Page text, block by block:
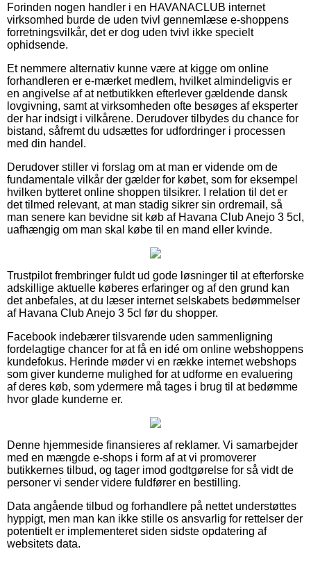
Forinden nogen handler i en HAVANACLUB internet
virksomhed burde de uden tvivl gennemlæse e-shoppens
forretningsvilkår, det er dog uden tvivl ikke specielt
ophidsende.
Et nemmere alternativ kunne være at kigge om online
forhandleren er e-mærket medlem, hvilket almindeligvis er
en angivelse af at netbutikken efterlever gældende dansk
lovgivning, samt at virksomheden ofte besøges af eksperter
der har indsigt i vilkårene. Derudover tilbydes du chance for
bistand, såfremt du udsættes for udfordringer i processen
med din handel.
Derudover stiller vi forslag om at man er vidende om de
fundamentale vilkår der gælder for købet, som for eksempel
hvilken bytteret online shoppen tilsikrer. I relation til det er
det tilmed relevant, at man stadig sikrer sin ordremail, så
man senere kan bevidne sit køb af Havana Club Anejo 3 5cl,
uafhængig om man skal købe til en mand eller kvinde.
Trustpilot frembringer fuldt ud gode løsninger til at efterforske
adskillige aktuelle køberes erfaringer og af den grund kan
det anbefales, at du læser internet selskabets bedømmelser
af Havana Club Anejo 3 5cl før du shopper.
Facebook indebærer tilsvarende uden sammenligning
fordelagtige chancer for at få en idé om online webshoppens
kundefokus. Herinde møder vi en række internet webshops
som giver kunderne mulighed for at udforme en evaluering
af deres køb, som ydermere må tages i brug til at bedømme
hvor glade kunderne er.
Denne hjemmeside finansieres af reklamer. Vi samarbejder
med en mængde e-shops i form af at vi promoverer
butikkernes tilbud, og tager imod godtgørelse for så vidt de
personer vi sender videre fuldfører en bestilling.
Data angående tilbud og forhandlere på nettet understøttes
hyppigt, men man kan ikke stille os ansvarlig for rettelser der
potentielt er implementeret siden sidste opdatering af
websitets data.